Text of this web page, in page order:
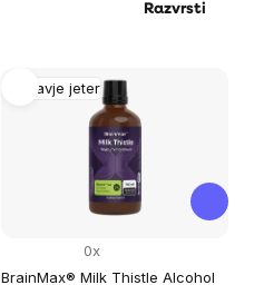
Razvrsti
Zdravje jeter
BrainMax® Milk Thistle Alcohol
0x